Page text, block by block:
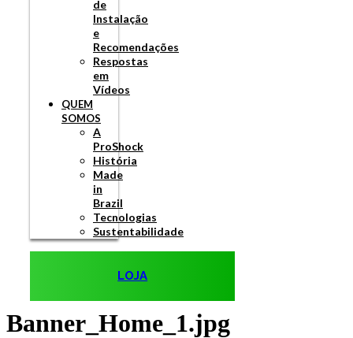
de
Instalação
e
Recomendações
Respostas
em
Vídeos
QUEM
SOMOS
A
ProShock
História
Made
in
Brazil
Tecnologias
Sustentabilidade
LOJA
Banner_Home_1.jpg